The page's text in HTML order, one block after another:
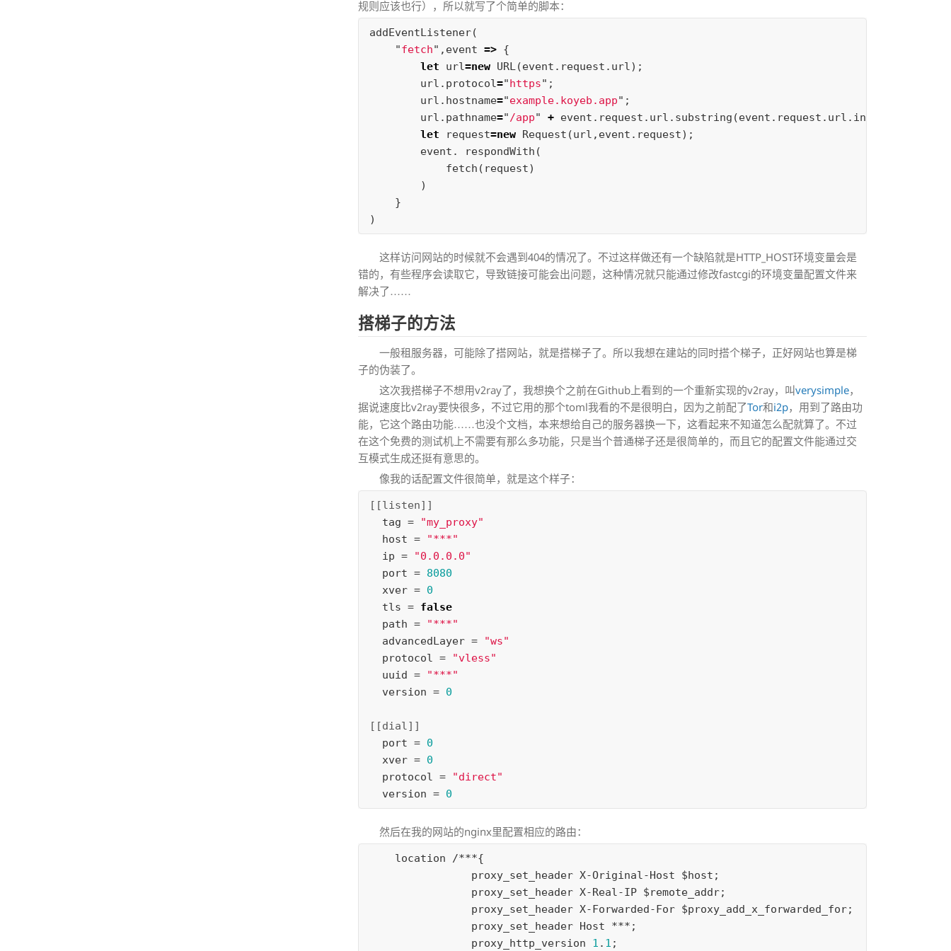
规则应该也行），所以就写了个简单的脚本：
addEventListener(
"fetch" , event => {
let
url=new URL(event . request . url);
url . protocol="https" ;
url . hostname="example.koyeb.app" ;
url . pathname="/app" + event . request . url . substring (event . request . url . indexOf
let
request=new Request (url , event . request);
event . respondWith (
fetch ( request)
)
}
)
这样访问网站的时候就不会遇到404的情况了。不过这样做还有一个缺陷就是HTTP_HOST环境变量会是
错的，有些程序会读取它，导致链接可能会出问题，这种情况就只能通过修改fastcgi的环境变量配置文件来
解决了……
搭梯子的方法
一般租服务器，可能除了搭网站，就是搭梯子了。所以我想在建站的同时搭个梯子，正好网站也算是梯
子的伪装了。
这次我搭梯子不想用v2ray了，我想换个之前在Github上看到的一个重新实现的v2ray，叫verysimple，
据说速度比v2ray要快很多，不过它用的那个toml我看的不是很明白，因为之前配了Tor和i2p，用到了路由功
能，它这个路由功能……也没个文档，本来想给自己的服务器换一下，这看起来不知道怎么配就算了。不过
在这个免费的测试机上不需要有那么多功能，只是当个普通梯子还是很简单的，而且它的配置文件能通过交
互模式生成还挺有意思的。
像我的话配置文件很简单，就是这个样子：
[[listen]]
tag =
"my_proxy"
host =
"***"
ip =
"0.0.0.0"
port = 8080
xver = 0
tls = false
path =
"***"
advancedLayer =
"ws"
protocol =
"vless"
uuid =
"***"
version = 0
[[dial]]
port = 0
xver = 0
protocol =
"direct"
version = 0
然后在我的网站的nginx里配置相应的路由：
location /***{
proxy_set_header X-Original-Host $host ;
proxy_set_header X-Real-IP $remote_addr;
proxy_set_header X-Forwarded-For $proxy_add_x_forwarded_for;
proxy_set_header Host ***;
proxy_http_version
1 . 1 ;